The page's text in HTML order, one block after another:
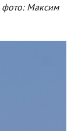
фото: Максим